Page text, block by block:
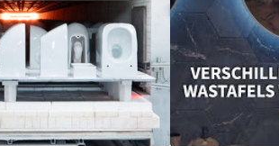
wastafel met een afvoerplug in dezelfde
uitstraling. Deze bestel je, net als